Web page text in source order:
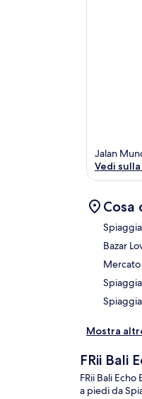
Jalan
Vedi
Cosa
Bazar
Mercato
Mostra
FRii Bali
FRii Bali
a piedi da